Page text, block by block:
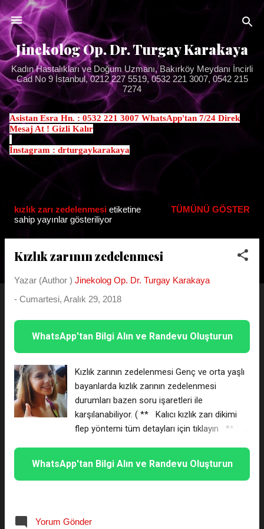
Jinekolog Op. Dr. Turgay Karakaya
Kadın Hastalıkları ve Doğum Uzmanı, Bakırköy Meydanı İncirli
Cad No 9 İstanbul, 0212 227 5519, 0532 221 3007, 0542 215
7274
Asistan Esra Hn. : 0532 221 3007 WhatsApp'tan 7/24 Direk
Mesaj At ! Gizli Kalır
İnstagram : drturgaykarakaya
K
kızlık zarı zedelenmesi etiketine
sahip yayınlar gösteriliyor
TÜMÜNÜ GÖSTER
Kızlık zarının zedelenmesi
Yazar (Author ) Jinekolog Op. Dr. Turgay Karakaya
- Cumartesi, Aralık 29, 2018
WhatsApp'tan Bilgi Alın ve Randevu Oluşturun
Kızlık zarının zedelenmesi Genç ve orta yaşlı
bayanlarda kızlık zarının zedelenmesi
durumları bazen soru işaretleri ile
karşılanabiliyor. ( ** Kalıcı kızlık zarı dikimi
flep yöntemi tüm detayları için tıklayın ** )Bu
amaçlı yazımızı okuyabilirsiniz. Bu noktada en
WhatsApp'tan Bilgi Alın ve Randevu Oluşturun
Yorum Gönder